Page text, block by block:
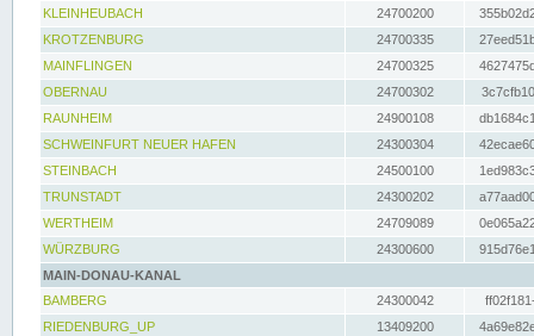
KLEINHEUBACH 24700200
KROTZENBURG
24700335
MAINFLINGEN
24700325
OBERNAU
24700302
RAUNHEIM
24900108
SCHWEINFURT NEUER HAFEN
24300304
STEINBACH
24500100
TRUNSTADT
24300202
WERTHEIM
24709089
WÜRZBURG
24300600
MAIN-DONAU-KANAL
BAMBERG
24300042
RIEDENBURG_UP
13409200